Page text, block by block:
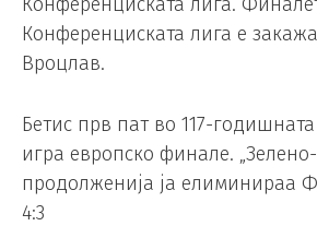
Конференциската лига е
Вроцлав.
Бетис прв пат во 117-годишната
игра европско финале.
продолженија ја елиминираа
4:3